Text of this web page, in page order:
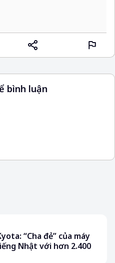
bình luận
“Cha đẻ” của máy
Nhật với hơn 2.400